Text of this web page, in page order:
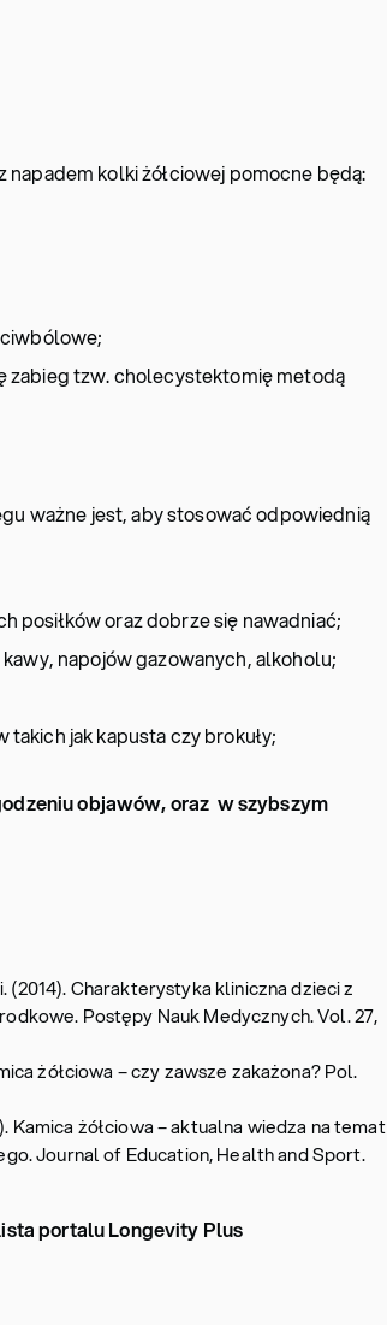
kolki żółciowej pomocne będą:
zabieg tzw. cholecystektomię metodą
ważne jest, aby stosować odpowiednią
posiłków oraz dobrze się nawadniać;
napojów gazowanych, alkoholu;
jak kapusta czy brokuły;
objawów, oraz w szybszym
(2014). Charakterystyka kliniczna dzieci z
Postępy Nauk Medycznych. Vol. 27,
żółciowa – czy zawsze zakażona? Pol.
Kamica żółciowa – aktualna wiedza na temat
Journal of Education, Health and Sport.
portalu Longevity Plus